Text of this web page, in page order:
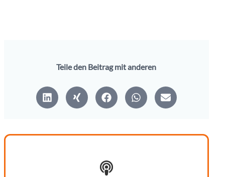
Teile den Beitrag mit anderen